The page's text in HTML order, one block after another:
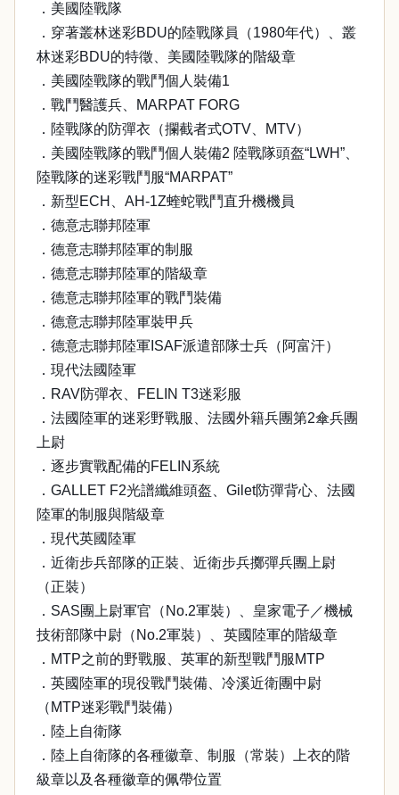
．美國陸戰隊
．穿著叢林迷彩BDU的陸戰隊員（1980年代）、叢
林迷彩BDU的特徵、美國陸戰隊的階級章
．美國陸戰隊的戰鬥個人裝備1
．戰鬥醫護兵、MARPAT FORG
．陸戰隊的防彈衣（攔截者式OTV、MTV）
．美國陸戰隊的戰鬥個人裝備2 陸戰隊頭盔“LWH”、
陸戰隊的迷彩戰鬥服“MARPAT”
．新型ECH、AH-1Z蝰蛇戰鬥直升機機員
．德意志聯邦陸軍
．德意志聯邦陸軍的制服
．德意志聯邦陸軍的階級章
．德意志聯邦陸軍的戰鬥裝備
．德意志聯邦陸軍裝甲兵
．德意志聯邦陸軍ISAF派遣部隊士兵（阿富汗）
．現代法國陸軍
．RAV防彈衣、FELIN T3迷彩服
．法國陸軍的迷彩野戰服、法國外籍兵團第2傘兵團
上尉
．逐步實戰配備的FELIN系統
．GALLET F2光譜纖維頭盔、Gilet防彈背心、法國
陸軍的制服與階級章
．現代英國陸軍
．近衛步兵部隊的正裝、近衛步兵擲彈兵團上尉
（正裝）
．SAS團上尉軍官（No.2軍裝）、皇家電子／機械
技術部隊中尉（No.2軍裝）、英國陸軍的階級章
．MTP之前的野戰服、英軍的新型戰鬥服MTP
．英國陸軍的現役戰鬥裝備、冷溪近衛團中尉
（MTP迷彩戰鬥裝備）
．陸上自衛隊
．陸上自衛隊的各種徽章、制服（常裝）上衣的階
級章以及各種徽章的佩帶位置